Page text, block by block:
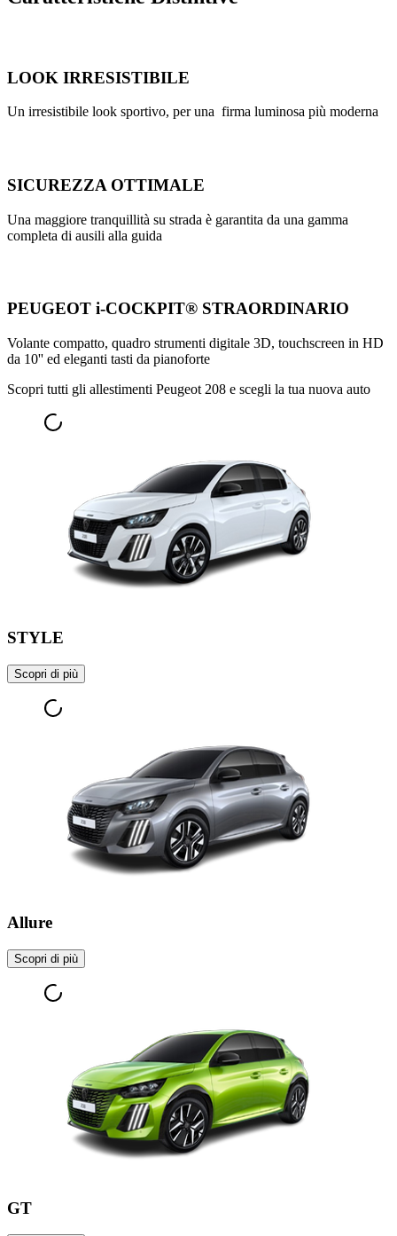
LOOK IRRESISTIBILE
Un irresistibile look sportivo, per una firma luminosa più moderna
SICUREZZA OTTIMALE
Una maggiore tranquillità su strada è garantita da una gamma
completa di ausili alla guida
PEUGEOT i-COCKPIT® STRAORDINARIO
Volante compatto, quadro strumenti digitale 3D, touchscreen in HD
da 10'' ed eleganti tasti da pianoforte
Scopri tutti gli allestimenti Peugeot 208 e scegli la tua nuova auto
STYLE
Scopri di più
Allure
Scopri di più
GT